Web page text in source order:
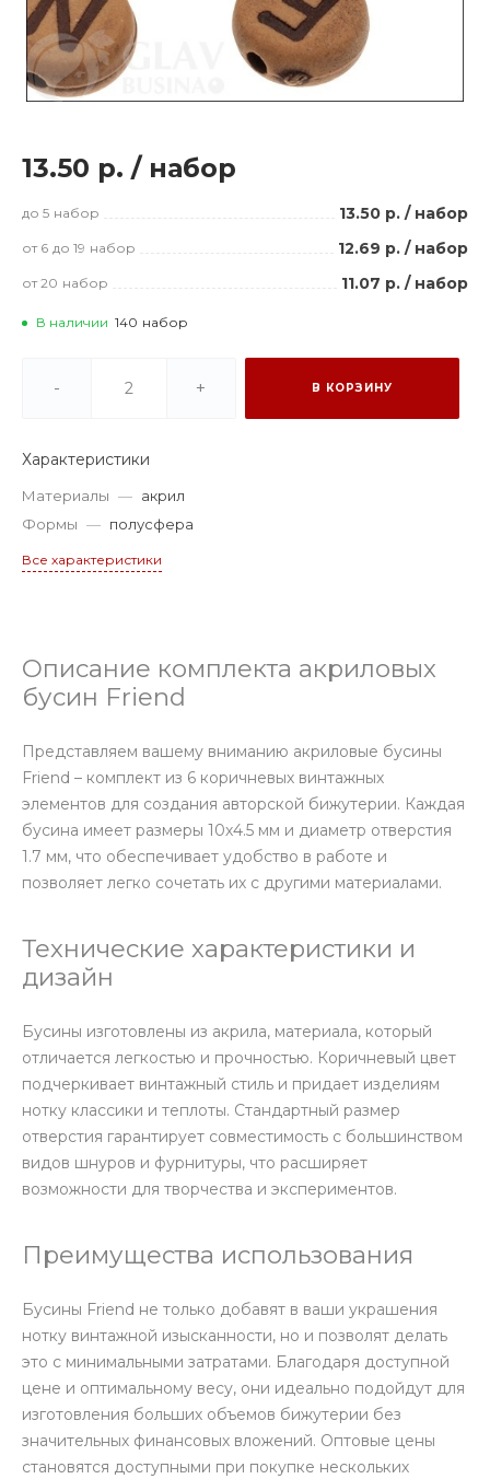
13.50 р. / набор
до 5 набор 13.50 р. / набор
от 6 до 19 набор 12.69 р. / набор
от 20 набор 11.07 р. / набор
В наличии 140 набор
- + В КОРЗИНУ
Характеристики
Материалы — акрил
Формы — полусфера
Все характеристики
Описание комплекта акриловых
бусин Friend
Представляем вашему вниманию акриловые бусины
Friend – комплект из 6 коричневых винтажных
элементов для создания авторской бижутерии. Каждая
бусина имеет размеры 10х4.5 мм и диаметр отверстия
1.7 мм, что обеспечивает удобство в работе и
позволяет легко сочетать их с другими материалами.
Технические характеристики и
дизайн
Бусины изготовлены из акрила, материала, который
отличается легкостью и прочностью. Коричневый цвет
подчеркивает винтажный стиль и придает изделиям
нотку классики и теплоты. Стандартный размер
отверстия гарантирует совместимость с большинством
видов шнуров и фурнитуры, что расширяет
возможности для творчества и экспериментов.
Преимущества использования
Бусины Friend не только добавят в ваши украшения
нотку винтажной изысканности, но и позволят делать
это с минимальными затратами. Благодаря доступной
цене и оптимальному весу, они идеально подойдут для
изготовления больших объемов бижутерии без
значительных финансовых вложений. Оптовые цены
становятся доступными при покупке нескольких